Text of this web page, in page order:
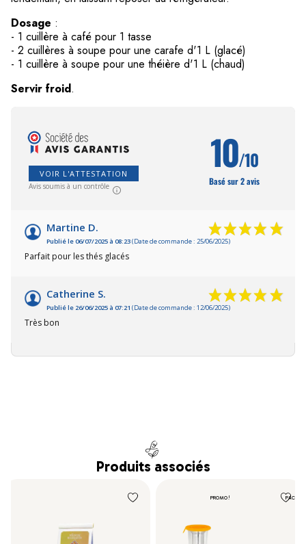
Dosage :
- 1 cuillère à café pour 1 tasse
- 2 cuillères à soupe pour une carafe d'1 L (glacé)
- 1 cuillère à soupe pour une théière d'1 L (chaud)
Servir froid.
VOIR L'ATTESTATION
Avis soumis à un contrôle
10/10
Basé sur 2 avis
Martine D.
Publié le 06/07/2025 à 08:23(Date de commande : 25/06/2025)
Parfait pour les thés glacés
Catherine S.
Publié le 26/06/2025 à 07:21 (Date de commande : 12/06/2025)
Très bon
Produits associés
PROMO ! PACK